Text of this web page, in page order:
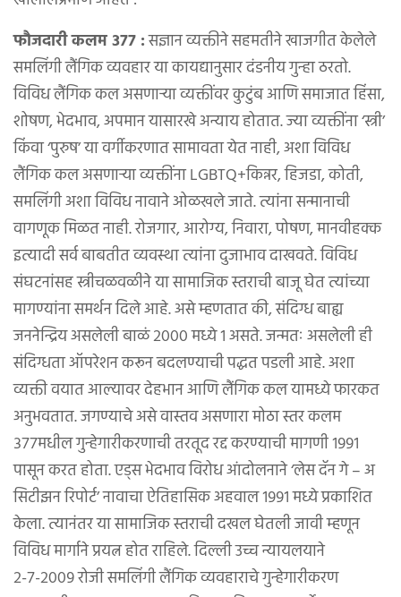
फौजदारी कलम ३७७ :सज्ञान व्यक्तीने सहमतीने खाजगीत केलेले
समलिंगी लैंगिक व्यवहार या कायद्यानुसार दंडनीय गुन्हा ठरतो.
विविध लैंगिक कल असणाऱ्या व्यक्तींवर कुटुंब आणि समाजात हिंसा,
शोषण, भेदभाव, अपमान यासारखे अन्याय होतात. ज्या व्यक्तींना ‘स्त्री’
किंवा ‘पुरुष’ या वर्गीकरणात सामावता येत नाही, अशा विविध
लैंगिक कल असणाऱ्या व्यक्तींना LGBTQ+किन्नर, हिजडा, कोती,
समलिंगी अशा विविध नावाने ओळखले जाते. त्यांना सन्मानाची
वागणूक मिळत नाही. रोजगार, आरोग्य, निवारा, पोषण, मानवीहक्क
इत्यादी सर्व बाबतीत व्यवस्था त्यांना दुजाभाव दाखवते. विविध
संघटनांसह स्त्रीचळवळीने या सामाजिक स्तराची बाजू घेत त्यांच्या
मागण्यांना समर्थन दिले आहे. असे म्हणतात की, संदिग्ध बाह्य
जननेन्द्रिय असलेली बाळं २००० मध्ये १ असते. जन्मतः असलेली ही
संदिग्धता ऑपरेशन करून बदलण्याची पद्धत पडली आहे. अशा
व्यक्ती वयात आल्यावर देहभान आणि लैंगिक कल यामध्ये फारकत
अनुभवतात. जगण्याचे असे वास्तव असणारा मोठा स्तर कलम
३७७मधील गुन्हेगारीकरणाची तरतूद रद्द करण्याची मागणी १९९१
पासून करत होता. एड्स भेदभाव विरोध आंदोलनाने ‘लेस दॅन गे – अ
सिटीझन रिपोर्ट’ नावाचा ऐतिहासिक अहवाल १९९१ मध्ये प्रकाशित
केला. त्यानंतर या सामाजिक स्तराची दखल घेतली जावी म्हणून
विविध मार्गाने प्रयत्न होत राहिले. दिल्ली उच्च न्यायलयाने
२-७-२००९ रोजी समलिंगी लैंगिक व्यवहाराचे गुन्हेगारीकरण